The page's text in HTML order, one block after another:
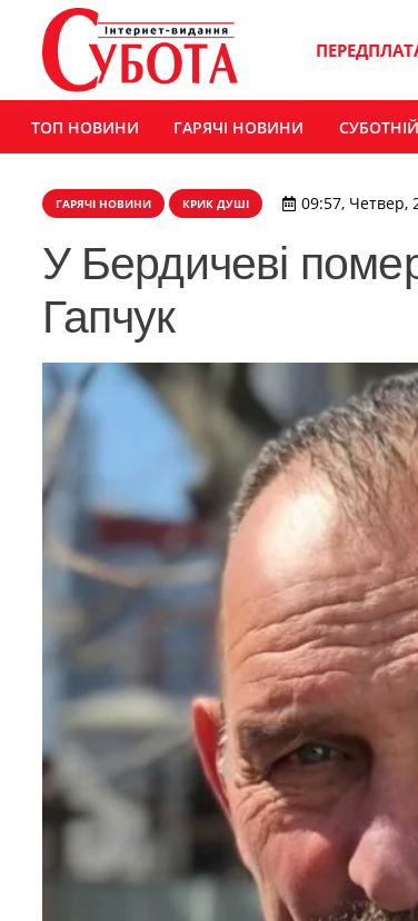
ТОП НОВИНИ ГАРЯЧІ НОВИНИ
ГАРЯЧІ НОВИНИ КРИК ДУШІ 09:57, Четвер,
У Бердичеві
Гапчук